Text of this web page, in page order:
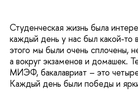
Студенческая жизнь была
каждый день у нас был какой-то
этого мы были очень сплочены,
а вокруг экзаменов и домашек.
МИЭФ, бакалавриат – это
Каждый день были победы и